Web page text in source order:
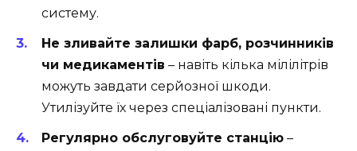
систему.
Не зливайте залишки фарб, розчинників
чи медикаментів – навіть кілька мілілітрів
можуть завдати серйозної шкоди.
Утилізуйте їх через спеціалізовані пункти.
Регулярно обслуговуйте станцію –